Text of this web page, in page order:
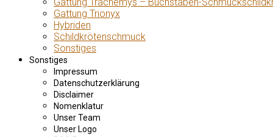
Gattung Trionyx
Hybriden
Schildkrötenschmuck
Sonstiges
Sonstiges
Impressum
Datenschutzerklärung
Disclaimer
Nomenklatur
Unser Team
Unser Logo